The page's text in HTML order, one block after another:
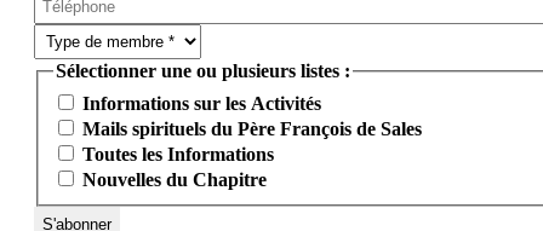
Sélectionner une ou plusieurs listes :
Informations sur les Activités
Mails spirituels du Père François de Sales
Toutes les Informations
Nouvelles du Chapitre